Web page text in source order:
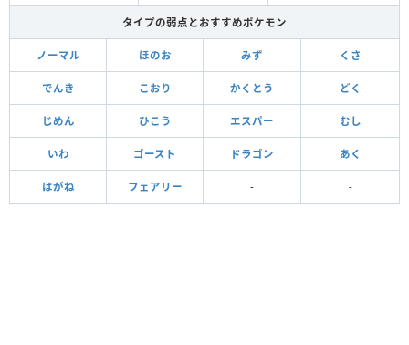
タイプの弱点とおすすめポケモン
ノーマル ほのお みず くさ
でんき こおり かくとう どく
じめん ひこう エスパー むし
いわ ゴースト ドラゴン あく
はがね フェアリー - -